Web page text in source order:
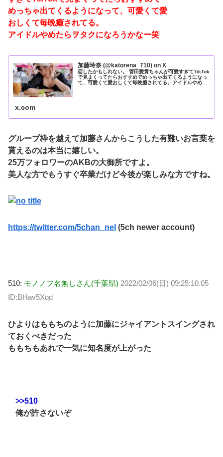
めっちゃ出てくるようになって、可愛くて愛
おしくて毎晩癒されてる。
アイドルやめたらヲタクになろうかなー笑
加藤玲奈 (@katorena_710) on X
恋したかもしれない。 菅田愛貴ちゃんが可愛すぎてTikTok
で見まくってたらおすすめでめっちゃ出てくるようになっ
て、可愛くて愛おしくて毎晩癒されてる。アイドルやめた
x.com
グループ枠を越えて加藤さんからこうした有難いお言葉を
貰えるのは本当に嬉しい。
25万フォロワーのAKBの大御所ですよ。
美人な方でもうすぐ卒業だけど今後が楽しみな方ですね。
https://twitter.com/5chan_nel (5ch newer account)
510: モノノフ名無しさん(千葉県) 2022/02/06(日) 09:25:10.05
ID:BHav5Xqd
ひよりはももちのように加藤にジャイアントスイングされ
ておくべきだった
ももちもあれで一気に知名度が上がった
>>510
俺が許さないぞ